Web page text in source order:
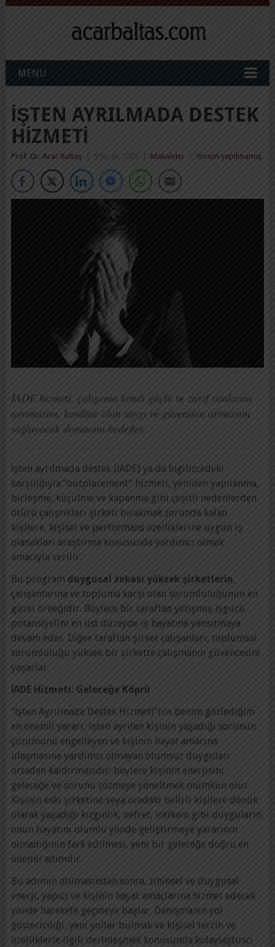
MENU
İŞTEN AYRILMADA DESTEK
HIZMETI
Prof. Dr. Acar Baltaş 9 Nisan 2002 Makaleler Yorum yapılmamış
İADE hizmeti, çalışanın kendi güçlü ve zayıf yanlarını
tanımasını, kendine olan saygı ve güveninin artmasını
sağlayacak donanımı hedefler.
İşten ayrılmada destek (İADE) ya da İngilizcedeki
karşılığıyla “outplacement” hizmeti, yeniden yapılanma,
birleşme, küçülme ve kapanma gibi çeşitli nedenlerden
ötürü çalıştıkları şirketi bırakmak zorunda kalan
kişilere, kişisel ve performans özelliklerine uygun iş
olanakları araştırma konusunda yardımcı olmak
amacıyla verilir.
Bu program duygusal zekası yüksek şirketlerin,
çalışanlarına ve topluma karşı olan sorumluluğunun en
güzel örneğidir. Böylece bir taraftan yetişmiş işgücü
potansiyelini en üst düzeyde iş hayatına yansıtmaya
devam eder. Diğer taraftan şirket çalışanları, toplumsal
sorumluluğu yüksek bir şirkette çalışmanın güvencesini
yaşarlar.
İADE Hizmeti: Geleceğe Köprü
“İşten Ayrılmada Destek Hizmeti”nin benim gözlediğim
en önemli yararı, işten ayrılan kişinin yaşadığı sorunun
çözümünü engelleyen ve kişinin hayat amacına
ulaşmasına yardımcı olmayan olumsuz duyguları
ortadan kaldırmasıdır; böylece kişinin enerjisini
geleceğe ve sorunu çözmeye yöneltmek mümkün olur.
Kişinin eski şirketine veya oradaki belirli kişilere dönük
olarak yaşadığı kızgınlık, nefret, intikam gibi duyguların,
onun hayatını olumlu yönde geliştirmeye yararının
olmadığının fark edilmesi, yeni bir geleceğe doğru en
önemli adımdır.
Bu adımın atılmasından sonra, zihinsel ve duygusal
enerji, yapıcı ve kişinin hayat amaçlarına hizmet edecek
yönde harekete geçmeye başlar. Danışmanın yol
göstericiliği, yeni yollar bulmak ve kişisel tercih ve
özelliklerle ilgili derinleşmek konusunda kolaylaştırıcı